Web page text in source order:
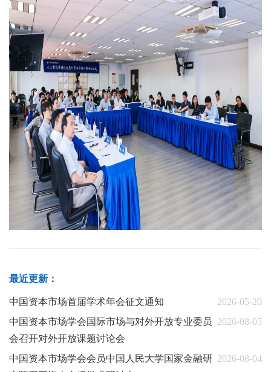
最近更新：
2026-05-20
中国资本市场首届学术年会征文通知
2026-08-05
中国资本市场学会国际市场与对外开放专业委员
会召开对外开放课题讨论会
2026-08-04
中国资本市场学会会员中国人民大学国家金融研